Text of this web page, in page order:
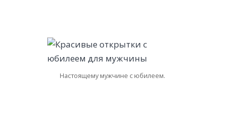
Настоящему мужчине с юбилеем.